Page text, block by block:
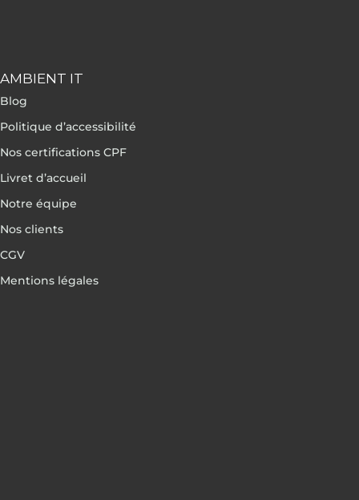
AMBIENT IT
Blog
Politique d’accessibilité
Nos certifications CPF
Livret d’accueil
Notre équipe
Nos clients
CGV
Mentions légales